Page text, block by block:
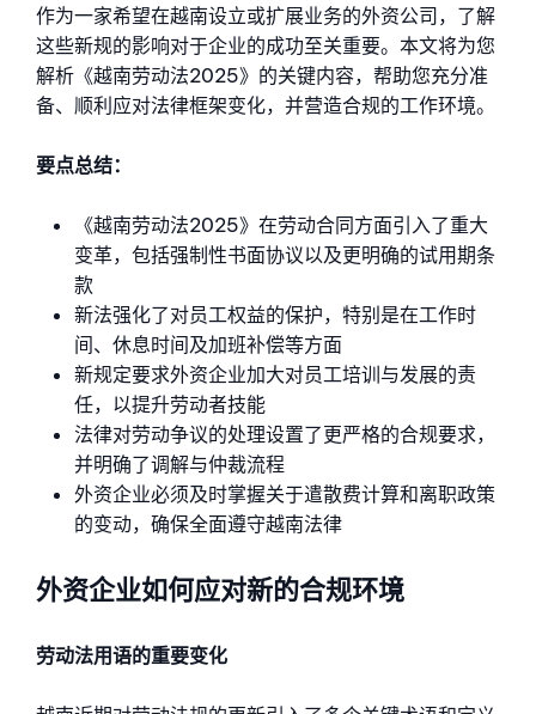
作为一家希望在越南设立或扩展业务的外资公司，了解
这些新规的影响对于企业的成功至关重要。本文将为您
解析《越南劳动法2025》的关键内容，帮助您充分准
备、顺利应对法律框架变化，并营造合规的工作环境。
要点总结：
《越南劳动法2025》在劳动合同方面引入了重大
变革，包括强制性书面协议以及更明确的试用期条
款
新法强化了对员工权益的保护，特别是在工作时
间、休息时间及加班补偿等方面
新规定要求外资企业加大对员工培训与发展的责
任，以提升劳动者技能
法律对劳动争议的处理设置了更严格的合规要求，
并明确了调解与仲裁流程
外资企业必须及时掌握关于遣散费计算和离职政策
的变动，确保全面遵守越南法律
外资企业如何应对新的合规环境
劳动法用语的重要变化